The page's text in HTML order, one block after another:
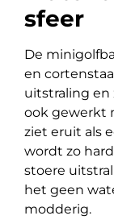
sfeer
De
en
uitstraling en
ook gewerkt
ziet eruit als
wordt zo
stoere
het geen
modderig.